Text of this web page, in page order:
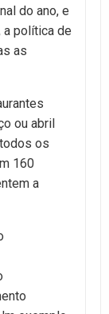
do ano, e
a política de
as
ou abril
os
160
a